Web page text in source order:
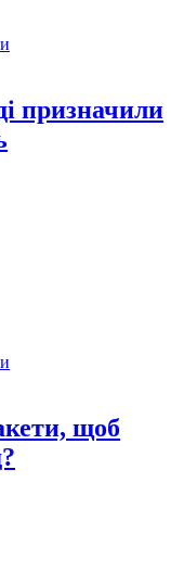
призначили
щоб